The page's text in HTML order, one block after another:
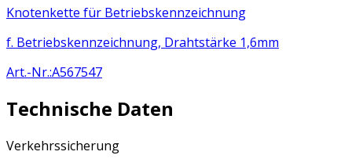
Knotenkette für Betriebskennzeichnung
f. Betriebskennzeichnung, Drahtstärke 1,6mm
Art.-Nr.:A567547
Technische Daten
Verkehrssicherung